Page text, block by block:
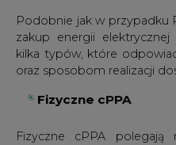
Podobnie jak w przypadku
zakup energii
kilka typów, które
oraz sposobom realizacji
Fizyczne cPPA
Fizyczne cPPA polegają